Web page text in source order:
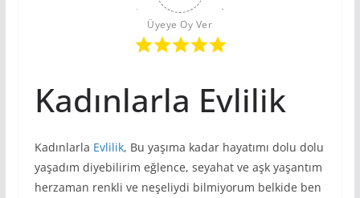
Üyeye Oy Ver
Kadınlarla Evlilik
Kadınlarla Evlilik, Bu yaşıma kadar hayatımı dolu dolu
yaşadım diyebilirim eğlence, seyahat ve aşk yaşantım
herzaman renkli ve neşeliydi bilmiyorum belkide ben